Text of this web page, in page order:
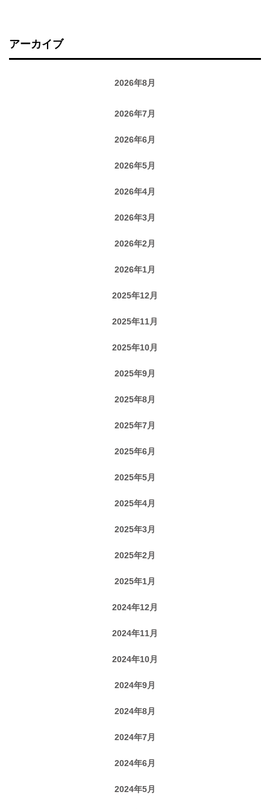
アーカイブ
2026年8月
2026年7月
2026年6月
2026年5月
2026年4月
2026年3月
2026年2月
2026年1月
2025年12月
2025年11月
2025年10月
2025年9月
2025年8月
2025年7月
2025年6月
2025年5月
2025年4月
2025年3月
2025年2月
2025年1月
2024年12月
2024年11月
2024年10月
2024年9月
2024年8月
2024年7月
2024年6月
2024年5月